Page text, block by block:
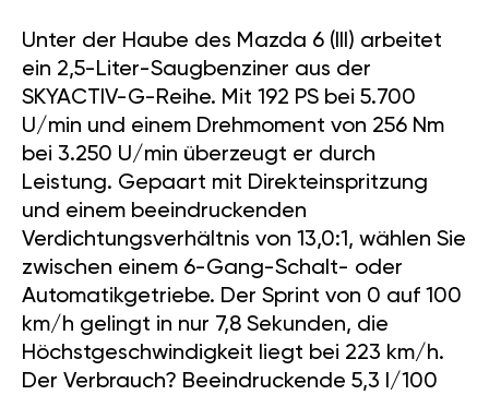
Unter der Haube des Mazda 6 (III) arbeitet
ein 2,5-Liter-Saugbenziner aus der
SKYACTIV-G-Reihe. Mit 192 PS bei 5.700
U/min und einem Drehmoment von 256 Nm
bei 3.250 U/min überzeugt er durch
Leistung. Gepaart mit Direkteinspritzung
und einem beeindruckenden
Verdichtungsverhältnis von 13,0:1, wählen Sie
zwischen einem 6-Gang-Schalt- oder
Automatikgetriebe. Der Sprint von 0 auf 100
km/h gelingt in nur 7,8 Sekunden, die
Höchstgeschwindigkeit liegt bei 223 km/h.
Der Verbrauch? Beeindruckende 5,3 l/100